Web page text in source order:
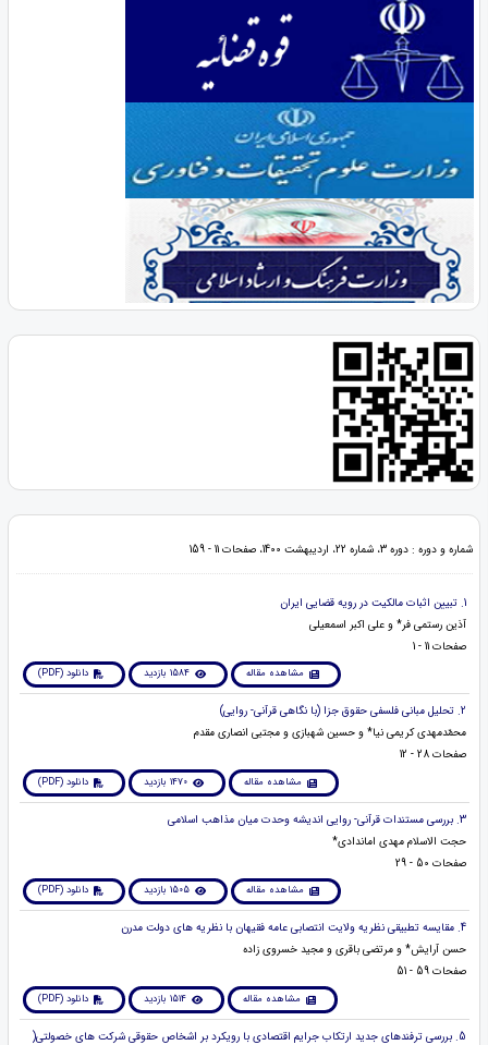
شماره و دوره : دوره 3، شماره 22، اردیبهشت 1400، صفحات 11 - 159
1. تبیین اثبات مالکیت در رویه قضایی ایران
آذین رستمی فر* و علی اکبر اسمعیلی
صفحات 11 - 1
مشاهده مقاله 1584 بازدید دانلود (PDF)
2. تحلیل مبانی فلسفی حقوق جزا (با نگاهی قرآنی- روایی)
محمّدمهدی کریمی نیا* و حسین شهبازی و مجتبی انصاری مقدم
صفحات 28 - 12
مشاهده مقاله 1470 بازدید دانلود (PDF)
3. بررسی مستندات قرآنی- روایی اندیشه وحدت میان مذاهب اسلامی
حجت الاسلام مهدی اماندادی*
صفحات 50 - 29
مشاهده مقاله 1505 بازدید دانلود (PDF)
4. مقایسه تطبیقی نظریه ولایت انتصابی عامه فقیهان با نظریه های دولت مدرن
حسن آرایش* و مرتضی باقری و مجید خسروی زاده
صفحات 59 - 51
مشاهده مقاله 1514 بازدید دانلود (PDF)
5. بررسی ترفندهای جدید ارتکاب جرایم اقتصادی با رویکرد بر اشخاص حقوقی شرکت های خصولتی(